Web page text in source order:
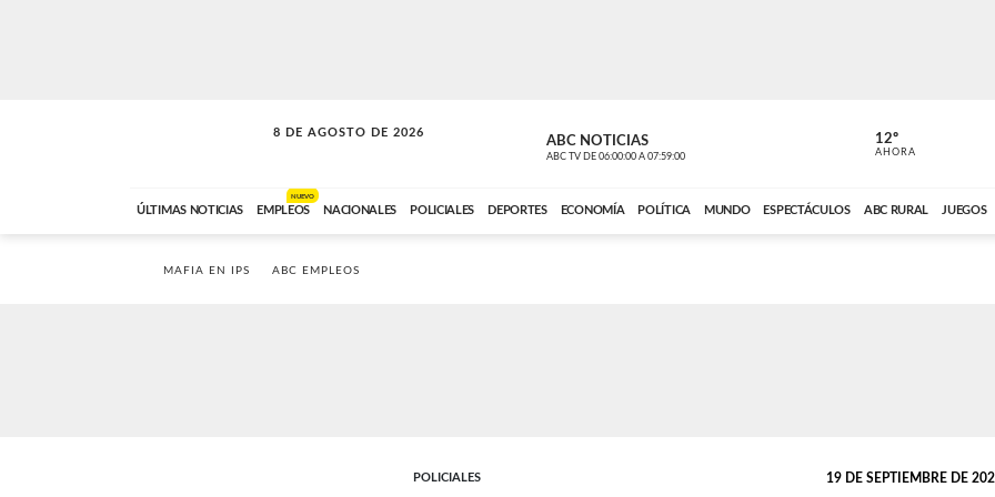
8 DE AGOSTO DE 2026
SOLO MÚSICA ABC NOTICIAS
ABC TV DE 06:00:00 A 07:59:00 ABC CARDINAL
12º
AHORA
ÚLTIMAS NOTICIAS EMPLEOS
NUEVO
NACIONALES POLICIALES DEPORTES ECONOMÍA POLÍTICA MUNDO ESPECTÁCULOS ABC RURAL JUEGOS
MAFIA EN IPS ABC EMPLEOS
POLICIALES 19 DE SEPTIEMBRE DE